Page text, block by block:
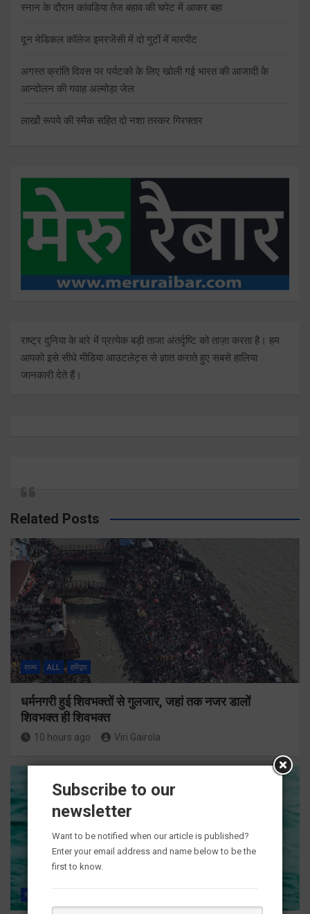
स्नान के दौरान कांवडिया तेज बहाव की चपेट में आकर बहा
दून मेडिकल कॉलेज इमरजेंसी में दो गुटों में मारपीट
अगस्त क्रांति दिवस पर पर्यटको के लिए खोली गई भारत की आजादी के
आन्दोलन की गवाह अल्मोड़ा जेल
लाखोें रूपये की स्मैक सहित दो नशा तस्कर गिरफ्तार
राष्ट्र दुनिया के बारे में प्रत्येक बड़ी ताजा अंतर्दृष्टि को ताज़ा करता है। हम
आपको इसे सीधे मीडिया आउटलेट्स से ज्ञात कराते हुए सबसे हालिया
जानकारी देते हैं।
Related Posts
राज्य ALL हरिद्वार
धर्मनगरी हुई शिवभक्तों से गुलजार, जहां तक नजर डालों
शिवभक्त ही शिवभक्त
10 hours ago Viri Gairola
राज्य
Subscribe to our
newsletter
Want to be notified when our article is published?
Enter your email address and name below to be the
first to know.